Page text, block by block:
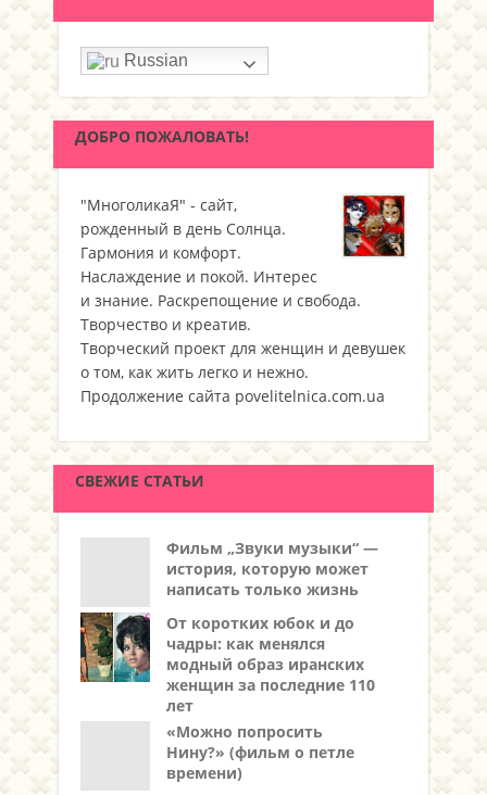
Russian
ДОБРО ПОЖАЛОВАТЬ!
"МноголикаЯ" - сайт,
рожденный в день Солнца.
Гармония и комфорт.
Наслаждение и покой. Интерес
и знание. Раскрепощение и свобода.
Творчество и креатив.
Творческий проект для женщин и девушек
о том, как жить легко и нежно.
Продолжение сайта povelitelnica.com.ua
СВЕЖИЕ СТАТЬИ
Фильм „Звуки музыки“ —
история, которую может
написать только жизнь
От коротких юбок и до
чадры: как менялся
модный образ иранских
женщин за последние 110
лет
«Можно попросить
Нину?» (фильм о петле
времени)